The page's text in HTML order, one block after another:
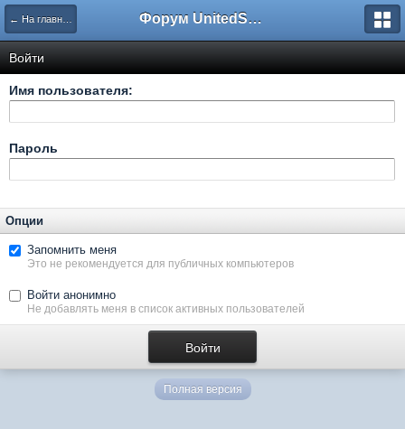
← На главную Форум UnitedSouth
Войти
Имя пользователя:
Пароль
Опции
Запомнить меня
Это не рекомендуется для публичных компьютеров
Войти анонимно
Не добавлять меня в список активных пользователей
Полная версия